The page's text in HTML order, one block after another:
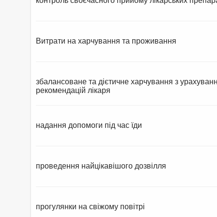
Витрати на харчування та проживання
збалансоване та дієтичне харчування з
рекомендацій лікаря
надання допомоги під час їди
проведення найцікавішого дозвілля
прогулянки на свіжому повітрі